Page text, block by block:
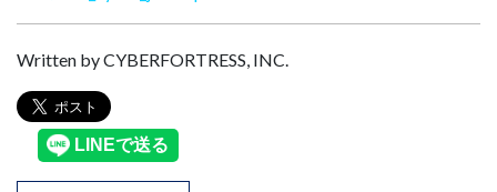
Written by CYBERFORTRESS, INC.